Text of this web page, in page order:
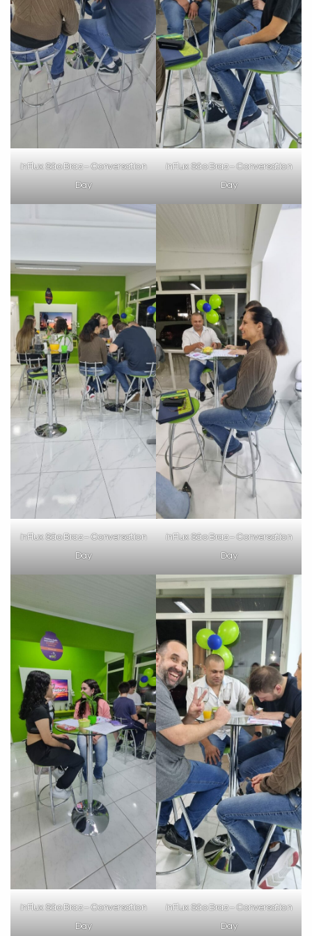
inFlux São Braz – Conversation
Day
inFlux São Braz – Conversation
Day
inFlux São Braz – Conversation
Day
inFlux São Braz – Conversation
Day
inFlux São Braz – Conversation
Day
inFlux São Braz – Conversation
Day